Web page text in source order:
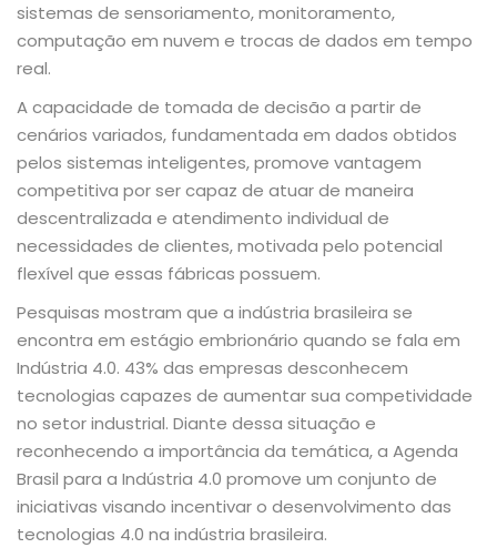
sistemas de sensoriamento, monitoramento,
computação em nuvem e trocas de dados em tempo
real.
A capacidade de tomada de decisão a partir de
cenários variados, fundamentada em dados obtidos
pelos sistemas inteligentes, promove vantagem
competitiva por ser capaz de atuar de maneira
descentralizada e atendimento individual de
necessidades de clientes, motivada pelo potencial
flexível que essas fábricas possuem.
Pesquisas mostram que a indústria brasileira se
encontra em estágio embrionário quando se fala em
Indústria 4.0. 43% das empresas desconhecem
tecnologias capazes de aumentar sua competividade
no setor industrial. Diante dessa situação e
reconhecendo a importância da temática, a Agenda
Brasil para a Indústria 4.0 promove um conjunto de
iniciativas visando incentivar o desenvolvimento das
tecnologias 4.0 na indústria brasileira.